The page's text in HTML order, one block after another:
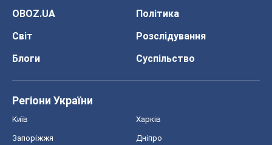
OBOZ.UA
Політика
Світ
Розслідування
Блоги
Суспільство
Регіони України
Київ Харків
Запоріжжя Дніпро